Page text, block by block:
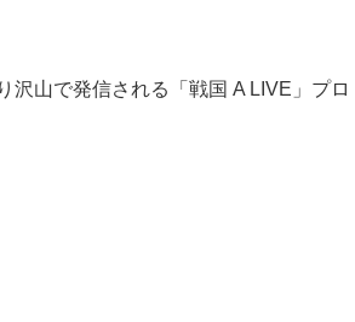
沢山で発信される「戦国 A LIVE」プロ